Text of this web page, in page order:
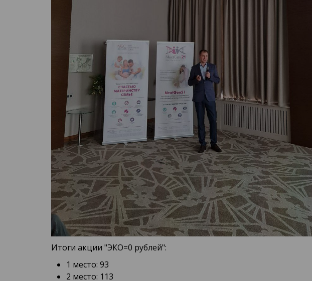
Итоги акции "ЭКО=0 рублей":
1 место: 93
2 место: 113